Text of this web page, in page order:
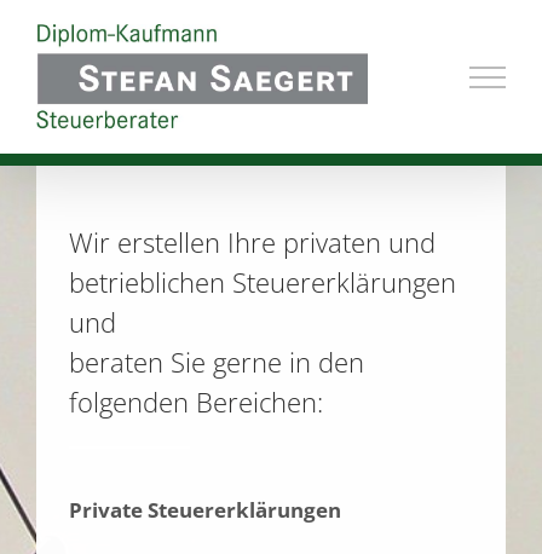
Zum
Inhalt
springen
Wir erstellen Ihre privaten und
betrieblichen Steuererklärungen
und
beraten Sie gerne in den
folgenden Bereichen:
Private Steuererklärungen